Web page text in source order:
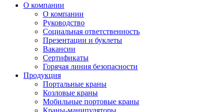
О компании
О компании
Руководство
Социальная ответственность
Презентации и буклеты
Вакансии
Сертификаты
Горячая линия безопасности
Продукция
Портальные краны
Козловые краны
Мобильные портовые краны
Краны-манипуляторы